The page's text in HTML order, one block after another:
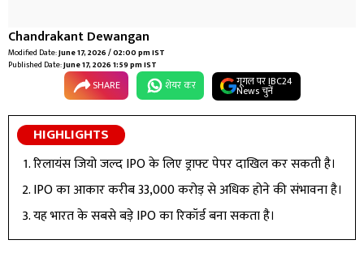
Chandrakant Dewangan
Modified Date:June 17, 2026 / 02:00 pm IST
Published Date:June 17, 2026 1:59 pm IST
SHARE शेयर कर गूगल पर IBC24
News चुनें
HIGHLIGHTS
रिलायंस जियो जल्द IPO के लिए ड्राफ्ट पेपर दाखिल कर सकती है।
IPO का आकार करीब ₹33,000 करोड़ से अधिक होने की संभावना है।
यह भारत के सबसे बड़े IPO का रिकॉर्ड बना सकता है।